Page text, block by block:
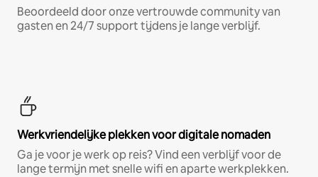
Beoordeeld door onze vertrouwde community van
gasten en 24/7 support tijdens je lange verblijf.
Werkvriendelijke plekken voor digitale nomaden
Ga je voor je werk op reis? Vind een verblijf voor de
lange termijn met snelle wifi en aparte werkplekken.